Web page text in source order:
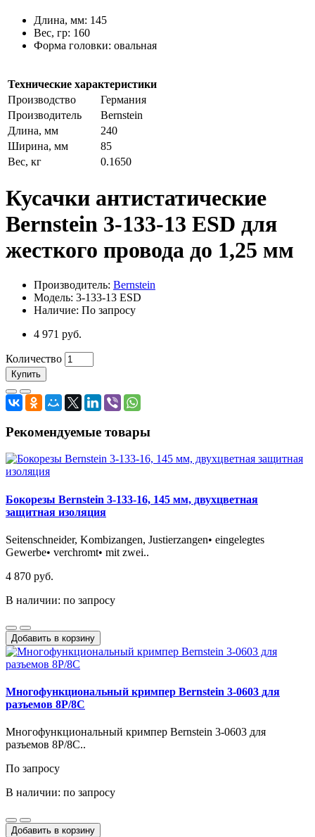
Длина, мм: 145
Вес, гр: 160
Форма головки: овальная
Технические характеристики
Производство
Германия
Производитель
Bernstein
Длина, мм
240
Ширина, мм
85
Вес, кг
0.1650
Кусачки антистатические
Bernstein 3-133-13 ESD для
жесткого провода до 1,25 мм
Производитель: Bernstein
Модель: 3-133-13 ESD
Наличие: По запросу
4 971 руб.
Количество
Купить
Рекомендуемые товары
Бокорезы Bernstein 3-133-16, 145 мм, двухцветная
защитная изоляция
Seitenschneider, Kombizangen, Justierzangen• eingelegtes
Gewerbe• verchromt• mit zwei..
4 870 руб.
В наличии: по запросу
Добавить в корзину
Многофункциональный кримпер Bernstein 3-0603 для
разъемов 8P/8C
Многофункциональный кримпер Bernstein 3-0603 для
разъемов 8P/8C..
По запросу
В наличии: по запросу
Добавить в корзину